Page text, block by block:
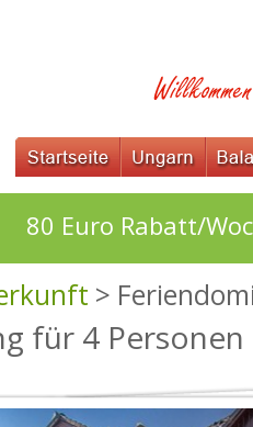
80 Euro Rabatt/
>
für 4